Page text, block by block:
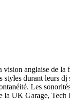
anglaise de la
durant leurs dj
Les
la UK Garage, Tech